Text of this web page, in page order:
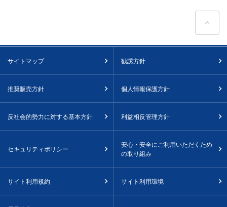
ペ
サイトマップ 勧誘方針
推奨販売方針 個人情報保護方針
反社会的勢力に対する基本方針 利益相反管理方針
セキュリティポリシー
安心・安全にご利用いただくため
の取り組み
サイト利用規約 サイト利用環境